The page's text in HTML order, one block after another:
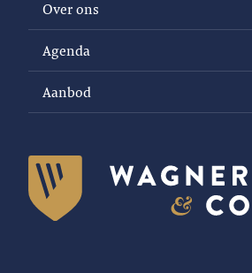
Over ons
Agenda
Aanbod